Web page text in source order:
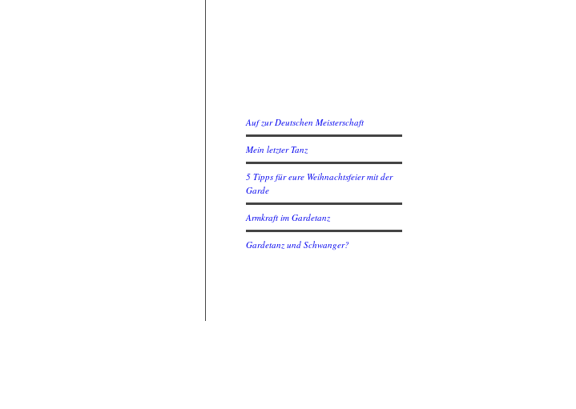
Auf zur Deutschen Meisterschaft
Mein letzter Tanz
5 Tipps für eure Weihnachtsfeier mit der
Garde
Armkraft im Gardetanz
Gardetanz und Schwanger?